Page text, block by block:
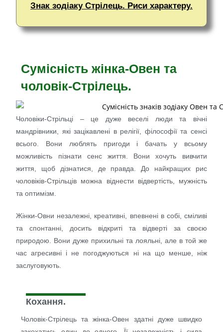
Знак зодіаку Стрілець. Риси характеру.
Сумісність жінка-Овен та
чоловік-Стрілець.
Чоловіки-Стрільці – це дуже веселі люди та вічні
мандрівники, які зацікавлені в релігії, філософії та сенсі
всього. Вони люблять пригоди і бачать у всьому
можливість пізнати сенс життя. Вони хочуть вивчити
життя, щоб дізнатися, де правда. До найкращих рис
чоловіків-Стрільців можна віднести відвертість, мужність
та оптимізм.
Жінки-Овни незалежні, креативні, впевнені в собі, сміливі
та спонтанні, досить відкриті та відверті за своєю
природою. Вони дуже прихильні та лояльні, але в той же
час агресивні і не погоджуються ні на що менше, ніж
заслуговують.
Кохання.
Чоловік-Стрілець та жінка-Овен здатні дуже швидко